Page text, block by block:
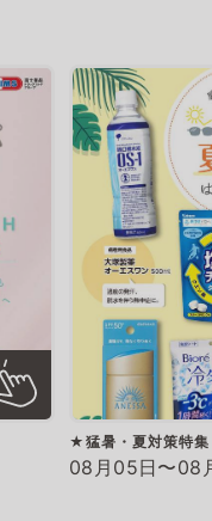
★猛暑・夏対策特集
08月05日〜08